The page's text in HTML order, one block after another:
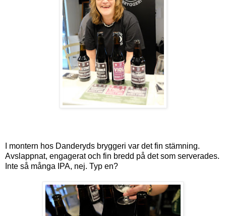
I montern hos Danderyds bryggeri var det fin stämning.
Avslappnat, engagerat och fin bredd på det som serverades.
Inte så många IPA, nej. Typ en?